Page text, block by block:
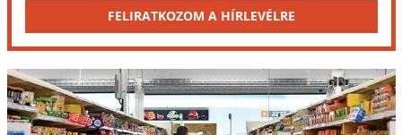
FELIRATKOZOM A HÍRLEVÉLRE